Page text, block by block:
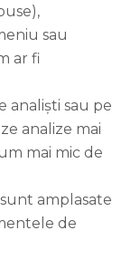
sau
ar fi
analiști sau pe
analize mai
mai mic de
sunt amplasate
de